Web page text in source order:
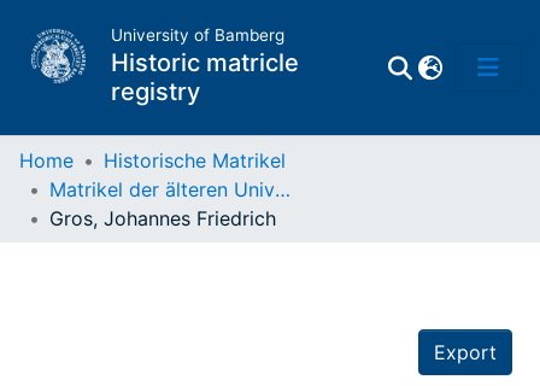
University of Bamberg
Historic matricle
registry
Matrikel
Home
Historische Matrikel
Matrikel der älteren Universität
Gros, Johannes Friedrich
Export